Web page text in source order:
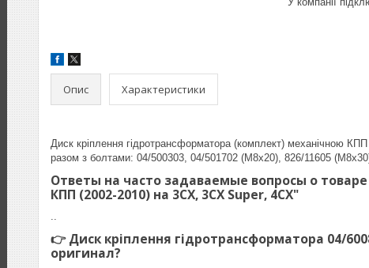
Опис Характеристики
Диск кріплення гідротрансформатора (комплект) механічною
разом з болтами: 04/500303, 04/501702 (М8х20), 826/11605
Ответы на часто задаваемые вопросы о
КПП (2002-2010) на 3CX, 3CX Super, 4CX"
..
👉 Диск кріплення гідротрансформатора 04/
оригинал?